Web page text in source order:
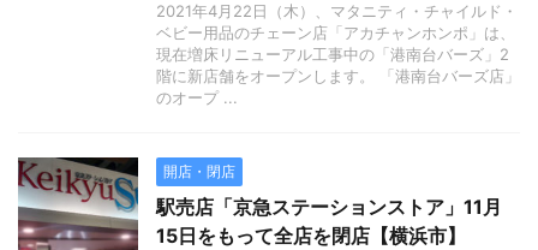
2021年4月22日（木）、マタニティ・チャイルド・
ベビー用品のチェーン店「アカチャンホンポ」は、
現在増床リニューアル工事中の「港南台バーズ」2
階に新店舗をオープンします。 「港南台バーズ店」
のオープ ...
開店・閉店
駅売店「京急ステーションストア」11月
15日をもって全店を閉店【横浜市】